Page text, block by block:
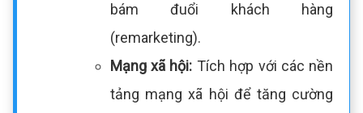
bám đuổi khách hàng
(remarketing).
Mạng xã hội: Tích hợp với các nền
tảng mạng xã hội để tăng cường